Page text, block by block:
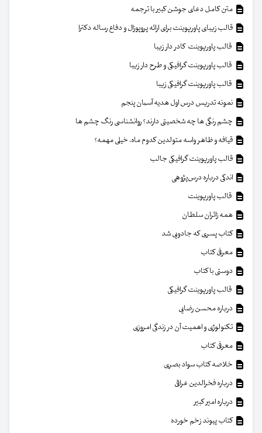
متن کامل دعای جوشن کبیر با ترجمه
قالب زیبای پاورپوینت برای ارائه پروپوزال و دفاع رساله دکترا
قالب پاورپوینت کادر دار زیبا
قالب پاورپوینت گرافیکی و طرح دار زیبا
قالب پاورپوینت گرافیکی زیبا
نمونه تدریس درس اول هدیه آسمان پنجم
چشم رنگی ها چه شخصیتی دارند؟ روانشناسی رنگ چشم ها
قیافه و ظاهر واسه متولدین کدوم ماه، خیلی مهمه؟
قالب پاورپوینت گرافیکی جالب
اندکی درباره درس‌پژوهی
قالب پاورپوینت
همه زائران سلطان
کتاب پسری که جادویی شد
معرفی کتاب
دوستی با کتاب
قالب پاورپوینت گرافیکی
درباره محسن رضایی
تکنولوژی و اهمیت آن در زندگی امروزی
معرفی کتاب
خلاصه کتاب سواد بصری
درباره فخرالدین عراقی
درباره امیر کبیر
کتاب پیوند زخم خورده